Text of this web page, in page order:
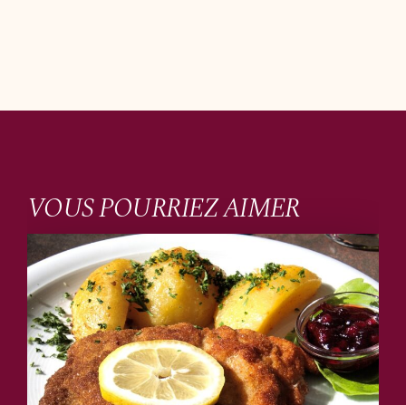
VOUS POURRIEZ AIMER